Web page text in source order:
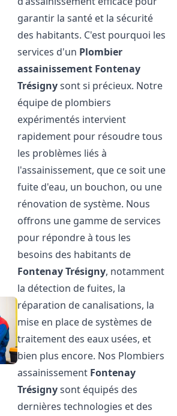
garantir la santé et la sécurité
des habitants. C'est pourquoi les
services d'un Plombier
assainissement Fontenay
Trésignysont si précieux. Notre
équipe de plombiers
expérimentés intervient
rapidement pour résoudre tous
les problèmes liés à
l'assainissement, que ce soit une
fuite d'eau, un bouchon, ou une
rénovation de système. Nous
offrons une gamme de services
pour répondre à tous les
besoins des habitants de
Fontenay Trésigny, notamment
la détection de fuites, la
réparation de canalisations, la
mise en place de systèmes de
traitement des eaux usées, et
bien plus encore. Nos Plombiers
assainissement Fontenay
Trésignysont équipés des
dernières technologies et des